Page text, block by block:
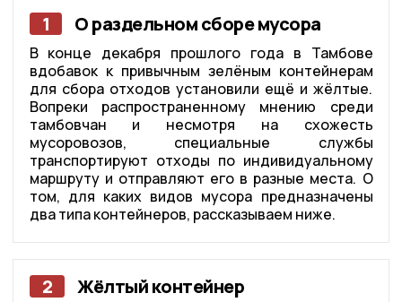
1 О раздельном сборе мусора
В конце декабря прошлого года в Тамбове
вдобавок к привычным зелёным контейнерам
для сбора отходов установили ещё и жёлтые.
Вопреки распространенному мнению среди
тамбовчан и несмотря на схожесть
мусоровозов, специальные службы
транспортируют отходы по индивидуальному
маршруту и отправляют его в разные места. О
том, для каких видов мусора предназначены
два типа контейнеров, рассказываем ниже.
2 Жёлтый контейнер